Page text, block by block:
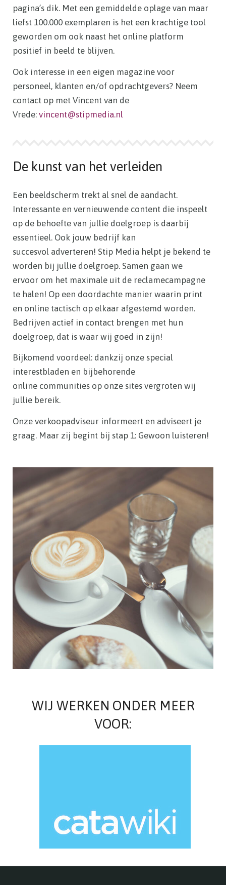
pagina’s dik. Met een gemiddelde oplage van maar
liefst 100.000 exemplaren is het een krachtige tool
geworden om ook naast het online platform
positief in beeld te blijven.
Ook interesse in een eigen magazine voor
personeel, klanten en/of opdrachtgevers? Neem
contact op met Vincent van de
Vrede: vincent@stipmedia.nl
De kunst van het verleiden
Een beeldscherm trekt al snel de aandacht.
Interessante en vernieuwende content die inspeelt
op de behoefte van jullie doelgroep is daarbij
essentieel. Ook jouw bedrijf kan
succesvol adverteren! Stip Media helpt je bekend te
worden bij jullie doelgroep. Samen gaan we
ervoor om het maximale uit de reclamecampagne
te halen! Op een doordachte manier waarin print
en online tactisch op elkaar afgestemd worden.
Bedrijven actief in contact brengen met hun
doelgroep, dat is waar wij goed in zijn!
Bijkomend voordeel: dankzij onze special
interestbladen en bijbehorende
online communities op onze sites vergroten wij
jullie bereik.
Onze verkoopadviseur informeert en adviseert je
graag. Maar zij begint bij stap 1: Gewoon luisteren!
WIJ WERKEN ONDER MEER
VOOR: